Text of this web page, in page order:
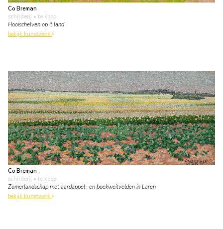
Co Breman
schilderij • te koop
Hooischelven op 't land
bekijk kunstwerk
Co Breman
schilderij • te koop
Zomerlandschap met aardappel- en boekweitvelden in Laren
bekijk kunstwerk